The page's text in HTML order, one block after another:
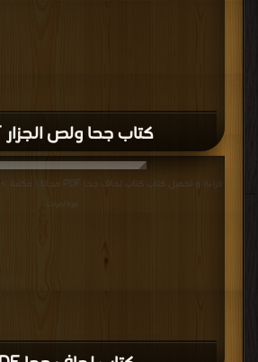
كتاب جحا ولص الجزار PDF
قراءة و تحميل كتاب كتاب لحاف جحا PDF مجانا | مكتبة >
مرة/مرات